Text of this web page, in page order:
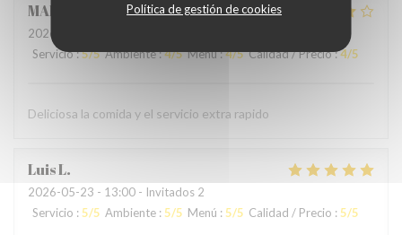
Política de gestión de cookies
MARCELA
2026-05-24
Servicio:5/5 Ambiente:4/5 Menú:4/5 Calidad / Precio:4/5
Deliciosa la comida y el servicio extra rapido
LuisL
2026-05-23 - 13:00 - Invitados 2
Servicio : 5/5 Ambiente : 5/5 Menú : 5/5 Calidad / Precio : 5/5